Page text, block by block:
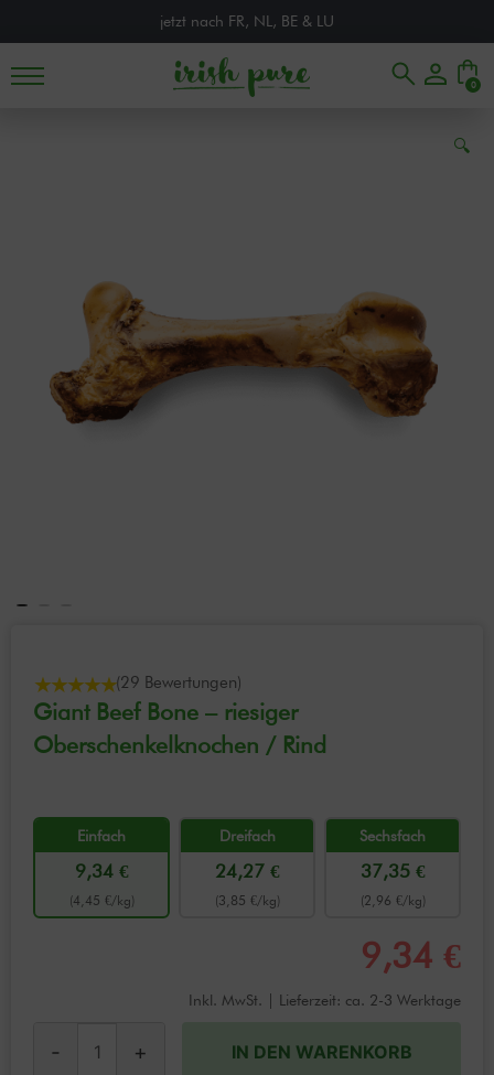
jetzt nach FR, NL, BE & LU
0
🔍
(29 Bewertungen)
Giant Beef Bone – riesiger
Oberschenkelknochen / Rind
Einfach
9,34 €
(4,45 €/kg)
Dreifach
24,27 €
(3,85 €/kg)
Sechsfach
37,35 €
(2,96 €/kg)
9,34 €
Inkl. MwSt. | Lieferzeit: ca. 2-3 Werktage
- + IN DEN WARENKORB